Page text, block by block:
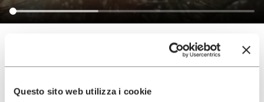
Questo sito web utilizza i cookie
TERRAINS